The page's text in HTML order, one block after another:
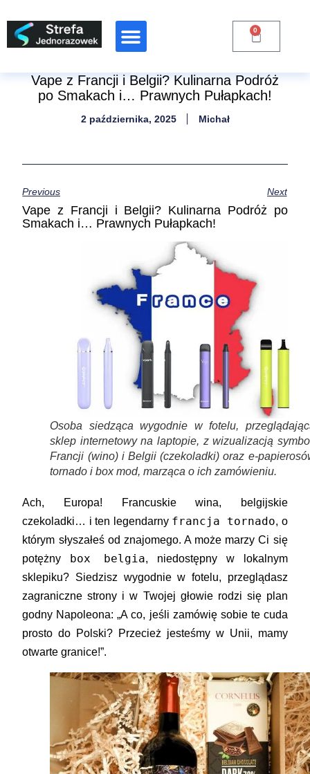
0
Vape z Francji i Belgii? Kulinarna Podróż
po Smakach i… Prawnych Pułapkach!
2 października, 2025 Michał
Previous Next
Vape z Francji i Belgii? Kulinarna Podróż po
Smakach i… Prawnych Pułapkach!
Osoba siedząca wygodnie w fotelu,
sklep internetowy na laptopie, z wizualizacją
Francji (wino) i Belgii (czekoladki) oraz e-
tornado i box mod, marząca o ich zamówieniu.
Ach, Europa! Francuskie wina, belgijskie
czekoladki… i ten legendarny francja tornado, o
którym słyszałeś od znajomego. A może marzy Ci się
potężny box belgia, niedostępny w lokalnym
sklepiku? Siedzisz wygodnie w fotelu, przeglądasz
zagraniczne strony i w Twojej głowie rodzi się plan
godny Napoleona: „A co, jeśli zamówię sobie te cuda
prosto do Polski? Przecież jesteśmy w Unii, mamy
otwarte granice!”.